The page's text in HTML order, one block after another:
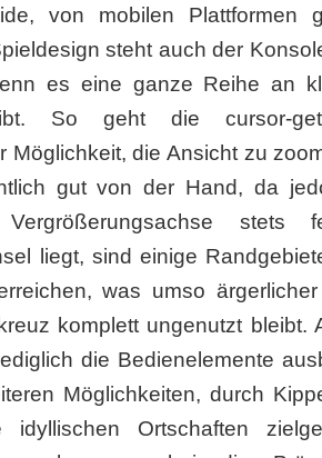
von mobilen Plattformen
steht auch der
es eine ganze Reihe an
So geht die cursor-
Möglichkeit, die Ansicht zu
gut von der Hand, da
stets
liegt, sind einige
was umso
komplett ungenutzt bleibt.
die Bedienelemente
Möglichkeiten, durch
idyllischen Ortschaften